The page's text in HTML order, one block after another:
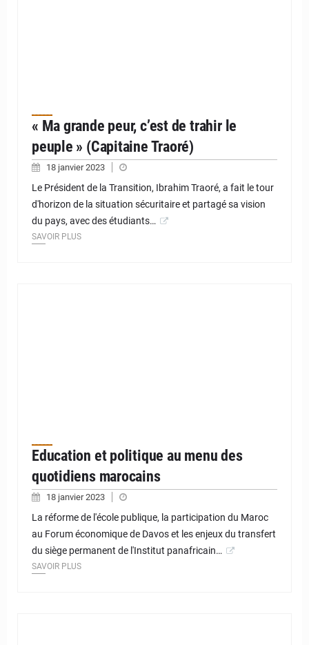
« Ma grande peur, c’est de trahir le
peuple » (Capitaine Traoré)
18 janvier 2023
Le Président de la Transition, Ibrahim Traoré, a fait le tour
d'horizon de la situation sécuritaire et partagé sa vision
du pays, avec des étudiants…
SAVOIR PLUS
Education et politique au menu des
quotidiens marocains
18 janvier 2023
La réforme de l'école publique, la participation du Maroc
au Forum économique de Davos et les enjeux du transfert
du siège permanent de l'Institut panafricain…
SAVOIR PLUS